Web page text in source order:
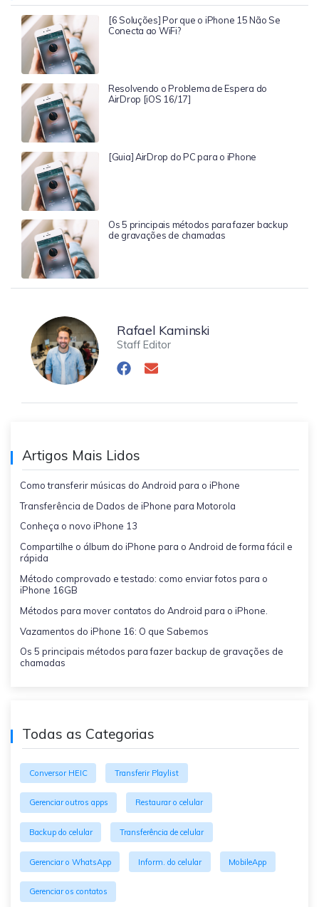
[6 Soluções] Por que o iPhone 15 Não Se
Conecta ao WiFi?
Resolvendo o Problema de Espera do
AirDrop [iOS 16/17]
[Guia] AirDrop do PC para o iPhone
Os 5 principais métodos para fazer backup
de gravações de chamadas
Rafael Kaminski
Staff Editor
Artigos Mais Lidos
Como transferir músicas do Android para o iPhone
Transferência de Dados de iPhone para Motorola
Conheça o novo iPhone 13
Compartilhe o álbum do iPhone para o Android de forma fácil e
rápida
Método comprovado e testado: como enviar fotos para o
iPhone 16GB
Métodos para mover contatos do Android para o iPhone.
Vazamentos do iPhone 16: O que Sabemos
Os 5 principais métodos para fazer backup de gravações de
chamadas
Todas as Categorias
Conversor HEIC Transferir Playlist
Gerenciar outros apps Restaurar o celular
Backup do celular Transferência de celular
Gerenciar o WhatsApp Inform. do celular MobileApp
Gerenciar os contatos